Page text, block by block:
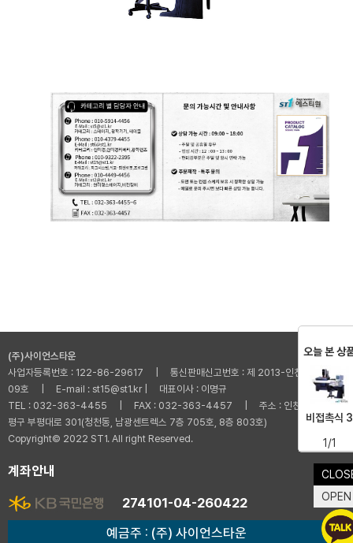
(주)사이언스타운
사업자등록번호 : 122-86-29617 | 통신판매신고번호 : 제 2013-인천부평-001
09호 | E-mail : st15@st1.kr | 대표이사 : 이명규
TEL : 032-363-4455 | FAX : 032-363-4457 | 주소 : 인천광역시 부
평구 부평대로 301(청천동, 남광센트렉스 7층 705호, 8층 803호)
Copyright© 2022 ST1. All right Reserved.
계좌안내
274101-04-260422
예금주 : (주) 사이언스타운
OPEN
오늘 본 상
비접촉식 3
1/1